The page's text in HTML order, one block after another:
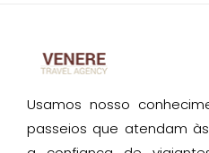
Usamos nosso
passeios que atendam